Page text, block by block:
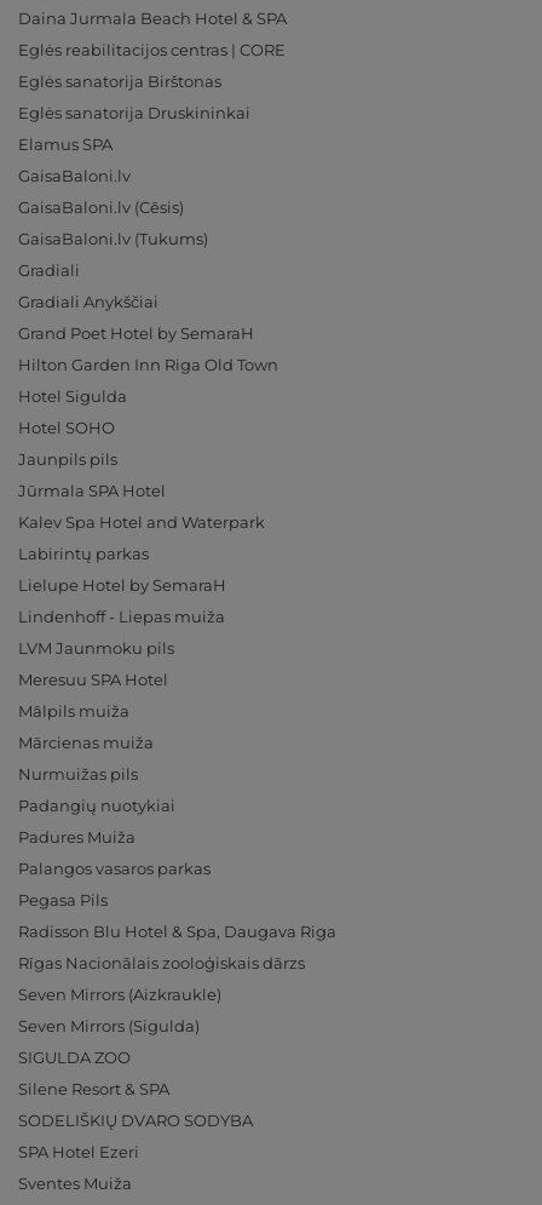
Daina Jurmala Beach Hotel & SPA
Eglės reabilitacijos centras | CORE
Eglės sanatorija Birštonas
Eglės sanatorija Druskininkai
Elamus SPA
GaisaBaloni.lv
GaisaBaloni.lv (Cēsis)
GaisaBaloni.lv (Tukums)
Gradiali
Gradiali Anykščiai
Grand Poet Hotel by SemaraH
Hilton Garden Inn Riga Old Town
Hotel Sigulda
Hotel SOHO
Jaunpils pils
Jūrmala SPA Hotel
Kalev Spa Hotel and Waterpark
Labirintų parkas
Lielupe Hotel by SemaraH
Lindenhoff - Liepas muiža
LVM Jaunmoku pils
Meresuu SPA Hotel
Mālpils muiža
Mārcienas muiža
Nurmuižas pils
Padangių nuotykiai
Padures Muiža
Palangos vasaros parkas
Pegasa Pils
Radisson Blu Hotel & Spa, Daugava Riga
Rīgas Nacionālais zooloģiskais dārzs
Seven Mirrors (Aizkraukle)
Seven Mirrors (Sigulda)
SIGULDA ZOO
Silene Resort & SPA
SODELIŠKIŲ DVARO SODYBA
SPA Hotel Ezeri
Sventes Muiža